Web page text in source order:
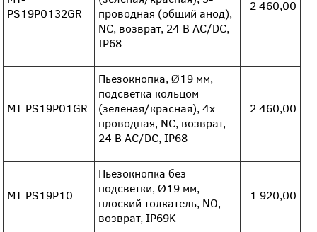
PS19P0132GR
проводная (общий анод),
NC, возврат, 24 В AC/DC,
IP68
2 460,00
MT-PS19P01GR
Пьезокнопка, Ø19 мм,
подсветка кольцом
(зеленая/красная), 4х-
проводная, NC, возврат,
24 В AC/DC, IP68
2 460,00
MT-PS19P10
Пьезокнопка без
подсветки, Ø19 мм,
плоский толкатель, NO,
возврат, IP69K
1 920,00